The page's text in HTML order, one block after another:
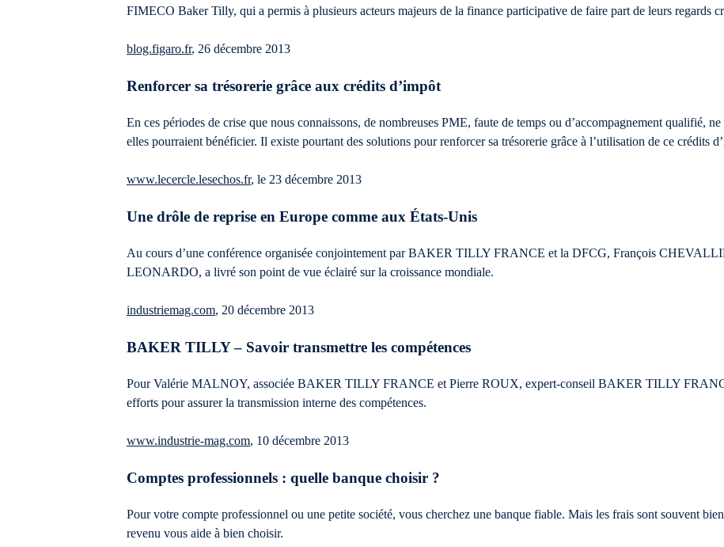
FIMECO Baker Tilly, qui a permis à plusieurs acteurs majeurs de la finance participative de faire part de leurs regards
blog.figaro.fr, 26 décembre 2013
Renforcer sa trésorerie grâce aux crédits d’impôt
En ces périodes de crise que nous connaissons, de nombreuses PME, faute de temps ou d’accompagnement qualifié,
elles pourraient bénéficier. Il existe pourtant des solutions pour renforcer sa trésorerie grâce à l’utilisation de ce crédits
www.lecercle.lesechos.fr, le 23 décembre 2013
Une drôle de reprise en Europe comme aux États-Unis
Au cours d’une conférence organisée conjointement par BAKER TILLY FRANCE et la DFCG, François
LEONARDO, a livré son point de vue éclairé sur la croissance mondiale.
industriemag.com, 20 décembre 2013
BAKER TILLY – Savoir transmettre les compétences
Pour Valérie MALNOY, associée BAKER TILLY FRANCE et Pierre ROUX, expert-conseil BAKER TILLY
efforts pour assurer la transmission interne des compétences.
www.industrie-mag.com, 10 décembre 2013
Comptes professionnels : quelle banque choisir ?
Pour votre compte professionnel ou une petite société, vous cherchez une banque fiable. Mais les frais sont souvent
revenu vous aide à bien choisir.